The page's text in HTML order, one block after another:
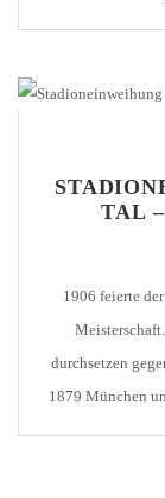
TAL
1906 feierte
durchsetzen
1879 München